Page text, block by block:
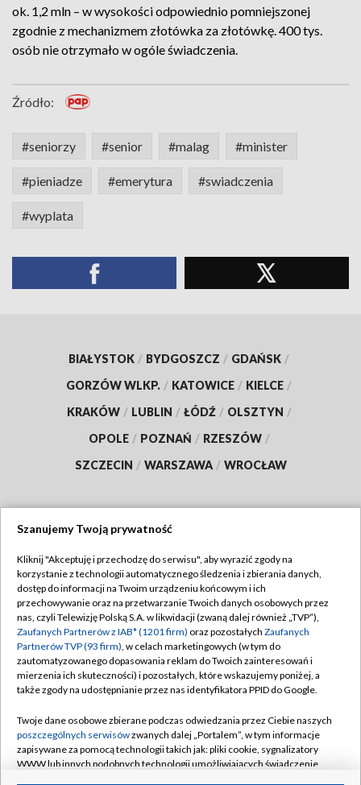
ok. 1,2 mln – w wysokości odpowiednio pomniejszonej
zgodnie z mechanizmem złotówka za złotówkę. 400 tys.
osób nie otrzymało w ogóle świadczenia.
Źródło:
#seniorzy #senior #malag #minister
#pieniadze #emerytura #swiadczenia
#wyplata
BIAŁYSTOK / BYDGOSZCZ / GDAŃSK /
GORZÓW WLKP. / KATOWICE / KIELCE /
KRAKÓW / LUBLIN / ŁÓDŹ / OLSZTYN /
OPOLE / POZNAŃ / RZESZÓW /
SZCZECIN / WARSZAWA / WROCŁAW
TVP
Abonament TVP
Emisja w TVP
Centrum informacji TVP
Naziemna Telewizja Cyfrowa
Rada Programowa
System NOS
Regulamin TVP
Polityka prywatności
Moje zgody
Pomoc
Kontakt
Szanujemy Twoją prywatność
Kliknij "Akceptuję i przechodzę do serwisu", aby wyrazić zgody na
korzystanie z technologii automatycznego śledzenia i zbierania danych,
dostęp do informacji na Twoim urządzeniu końcowym i ich
przechowywanie oraz na przetwarzanie Twoich danych osobowych przez
nas, czyli Telewizję Polską S.A. w likwidacji (zwaną dalej również „TVP”),
Zaufanych Partnerów z IAB* (1201 firm) oraz pozostałych Zaufanych
Partnerów TVP (93 firm), w celach marketingowych (w tym do
zautomatyzowanego dopasowania reklam do Twoich zainteresowań i
mierzenia ich skuteczności) i pozostałych, które wskazujemy poniżej, a
także zgody na udostępnianie przez nas identyfikatora PPID do Google.
Twoje dane osobowe zbierane podczas odwiedzania przez Ciebie naszych
poszczególnych serwisówzwanych dalej „Portalem”, w tym informacje
zapisywane za pomocą technologii takich jak: pliki cookie, sygnalizatory
WWW lub innych podobnych technologii umożliwiających świadczenie